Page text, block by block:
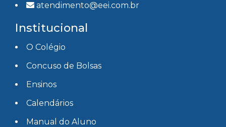
atendimento@eei.com.br
Institucional
O Colégio
Concuso de Bolsas
Ensinos
Calendários
Manual do Aluno